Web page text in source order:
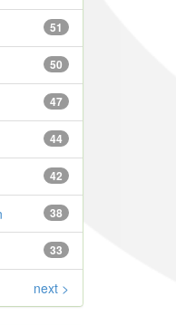
51
50
47
44
42
38
33
next >